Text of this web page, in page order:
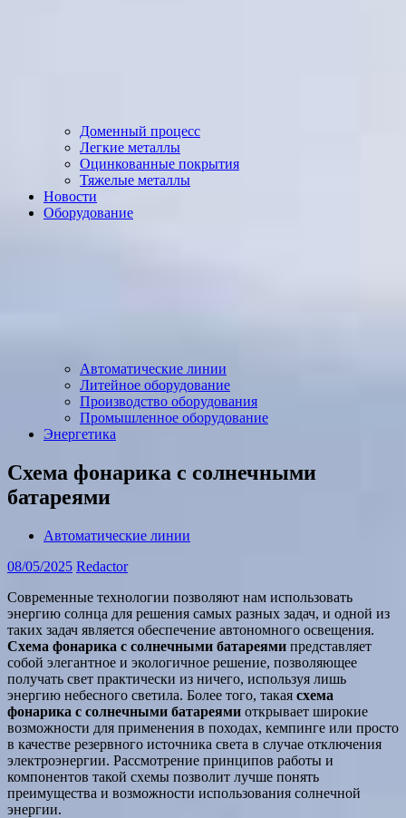
Доменный процесс
Легкие металлы
Оцинкованные покрытия
Тяжелые металлы
Новости
Оборудование
Автоматические линии
Литейное оборудование
Производство оборудования
Промышленное оборудование
Энергетика
Схема фонарика с солнечными
батареями
Автоматические линии
08/05/2025 Redactor
Современные технологии позволяют нам использовать
энергию солнца для решения самых разных задач, и одной из
таких задач является обеспечение автономного освещения.
Схема фонарика с солнечными батареями представляет
собой элегантное и экологичное решение, позволяющее
получать свет практически из ничего, используя лишь
энергию небесного светила. Более того, такая схема
фонарика с солнечными батареями открывает широкие
возможности для применения в походах, кемпинге или просто
в качестве резервного источника света в случае отключения
электроэнергии. Рассмотрение принципов работы и
компонентов такой схемы позволит лучше понять
преимущества и возможности использования солнечной
энергии.